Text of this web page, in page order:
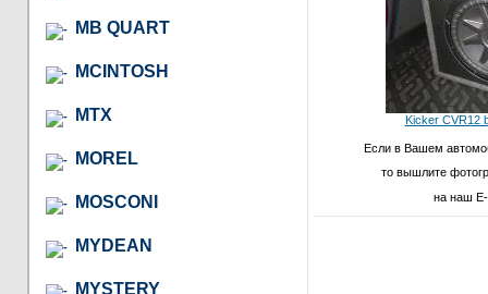
MB QUART
MCINTOSH
MTX
MOREL
MOSCONI
MYDEAN
MYSTERY
Kicker CVR12
Если в Вашем
то вышлите
на наш